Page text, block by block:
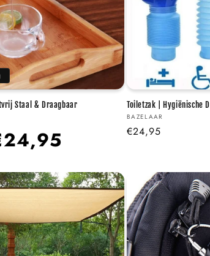
Staal & Draagbaar Toiletzak | Hygiënische
Verkoper:
BAZELAAR
Normale
€24,95